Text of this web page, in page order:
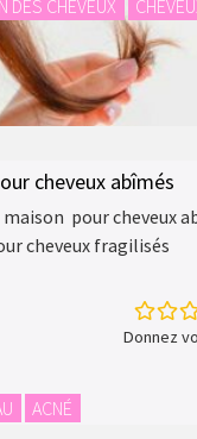
DES CHEVEUX
cheveux abîmés
pour cheveux
cheveux fragilisés
Donnez
ACNÉ